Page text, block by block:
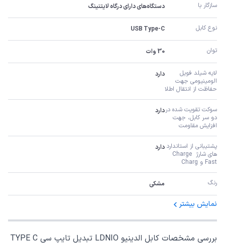
سازگار با دستگاه‌های دارای درگاه لایتنینگ
نوع کابل USB Type-C
توان 30 وات
حفاظت از انتقال اطلا
دارد
سوکت تقویت شده در
افزایش مقاومت
دارد
پشتیبانی از استاندارد
های شارژ Charge
Fast و Charg
دارد
رنگ مشکی
نمایش بیشتر
بررسی مشخصات کابل الدینیو LDNIO تبدیل تایپ سی TYPE C